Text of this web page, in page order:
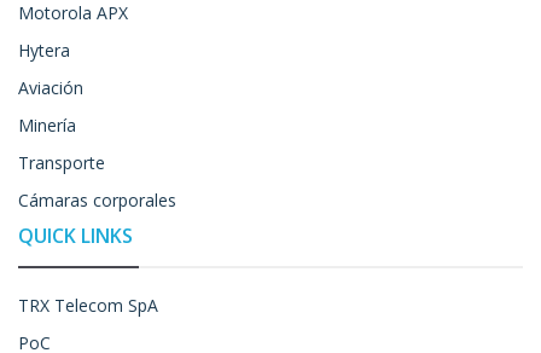
Motorola APX
Hytera
Aviación
Minería
Transporte
Cámaras corporales
QUICK LINKS
TRX Telecom SpA
PoC